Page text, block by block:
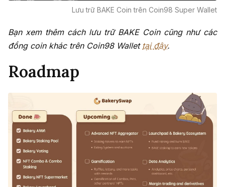
Lưu trữ BAKE Coin trên Coin98 Super Wallet
Bạn xem thêm cách lưu trữ BAKE Coin cũng như các
đồng coin khác trên Coin98 Wallet tại đây.
Roadmap